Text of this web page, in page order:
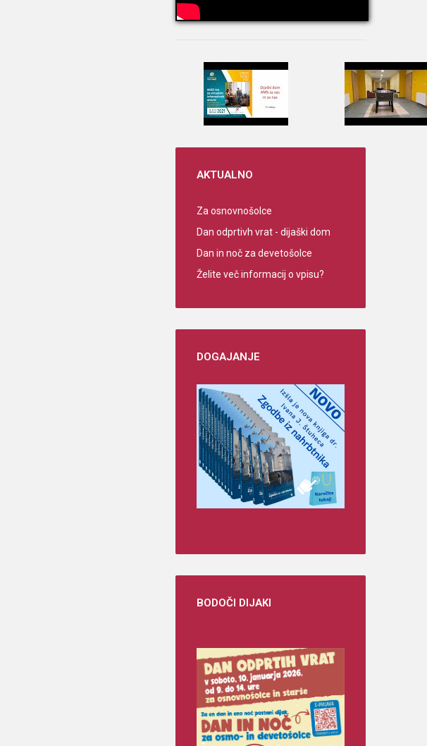
AKTUALNO
Za osnovnošolce
Dan odprtivh vrat - dijaški dom
Dan in noč za devetošolce
Želite več informacij o vpisu?
DOGAJANJE
BODOČI DIJAKI